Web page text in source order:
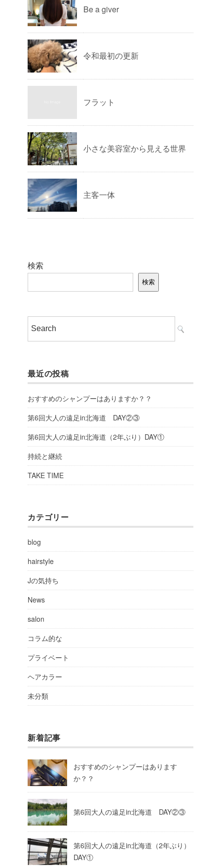
Be a giver
令和最初の更新
フラット
小さな美容室から見える世界
主客一体
検索
検索
最近の投稿
おすすめのシャンプーはありますか？？
第6回大人の遠足in北海道 DAY②③
第6回大人の遠足in北海道（2年ぶり）DAY①
持続と継続
TAKE TIME
カテゴリー
blog
hairstyle
Jの気持ち
News
salon
コラム的な
プライベート
ヘアカラー
未分類
新着記事
おすすめのシャンプーはあります
か？？
第6回大人の遠足in北海道 DAY②③
第6回大人の遠足in北海道（2年ぶり）
DAY①